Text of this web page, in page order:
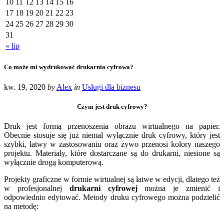
« lip
10 11 12 13 14 15 16
17 18 19 20 21 22 23
24 25 26 27 28 29 30
31
Co może mi wydrukować drukarnia cyfrowa?
kw. 19, 2020 by Alex in Usługi dla biznesu
Czym jest druk cyfrowy?
Druk jest formą przenoszenia obrazu wirtualnego na papier.
Obecnie stosuje się już niemal wyłącznie druk cyfrowy, który jest
szybki, łatwy w zastosowaniu oraz żywo przenosi kolory naszego
projektu. Materiały, które dostarczane są do drukarni, niesione są
wyłącznie drogą komputerową.
Projekty graficzne w formie wirtualnej są łatwe w edycji, dlatego też
w profesjonalnej drukarni cyfrowejmożna je zmienić i
odpowiednio edytować. Metody druku cyfrowego można podzielić
na metodę: